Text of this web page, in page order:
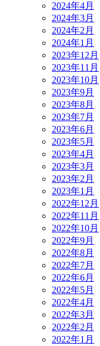
2024年4月
2024年3月
2024年2月
2024年1月
2023年12月
2023年11月
2023年10月
2023年9月
2023年8月
2023年7月
2023年6月
2023年5月
2023年4月
2023年3月
2023年2月
2023年1月
2022年12月
2022年11月
2022年10月
2022年9月
2022年8月
2022年7月
2022年6月
2022年5月
2022年4月
2022年3月
2022年2月
2022年1月